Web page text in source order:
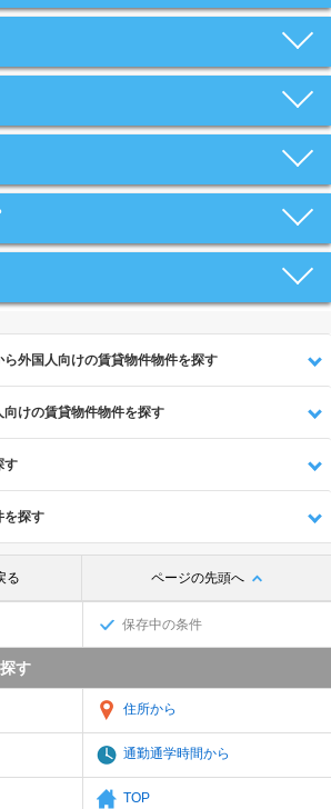
外国人向けの賃貸物件物件を探す
けの賃貸物件物件を探す
す
を探す
る ページの先頭へ
保存中の条件
す
住所から
通勤通学時間から
TOP